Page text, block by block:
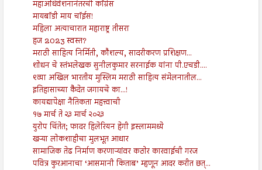
महाअधिवेशनानंतरची काँग्रेस
मायबॉडी माय चॉईस!
महिला अत्याचारात महाराष्ट्र तीसरा
हज 2023 स्वस्त?
मराठी साहित्य निर्मिती, कौशल्य, सादरीकरण प्रशिक्षण...
शोधन चे स्तंभलेखक सुनीलकुमार सरनाईक यांना पी.एचडी....
९व्या अखिल भारतीय मुस्लिम मराठी साहित्य संमेलनातील...
इतिहासाच्या कैदेत जगायचे का...!
कायद्यापेक्षा नैतिकता महत्त्वाची
१७ मार्च ते २३ मार्च २०२३
युरोप चिंतेत; फादर हिलेरियन हेगी इस्लाममध्ये
खऱ्या लोकशाहीचा मुलभूत आधार
सामाजिक तेढ निर्माण करणाऱ्यांवर कठोर कारवाईची गरज
पवित्र कुरआनाचा ‘आसमानी किताब’ म्हणून आदर करीत छत्...